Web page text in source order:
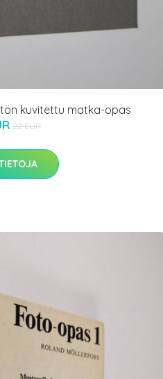
kuvitettu matka-opas
22 EUR